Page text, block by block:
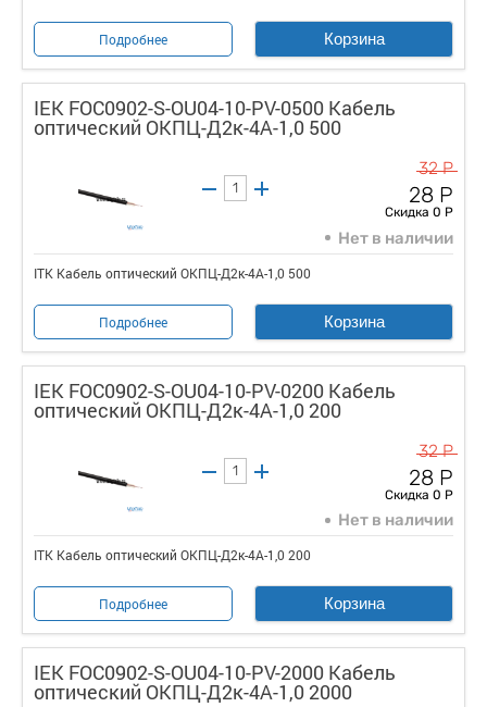
Подробнее Корзина
IEK FOC0902-S-OU04-10-PV-0500 Кабель
оптический ОКПЦ-Д2к-4А-1,0 500
32 Р
28 Р
Скидка 0 Р
Нет в наличии
ITK Кабель оптический ОКПЦ-Д2к-4А-1,0 500
Подробнее Корзина
IEK FOC0902-S-OU04-10-PV-0200 Кабель
оптический ОКПЦ-Д2к-4А-1,0 200
32 Р
28 Р
Скидка 0 Р
Нет в наличии
ITK Кабель оптический ОКПЦ-Д2к-4А-1,0 200
Подробнее Корзина
IEK FOC0902-S-OU04-10-PV-2000 Кабель
оптический ОКПЦ-Д2к-4А-1,0 2000